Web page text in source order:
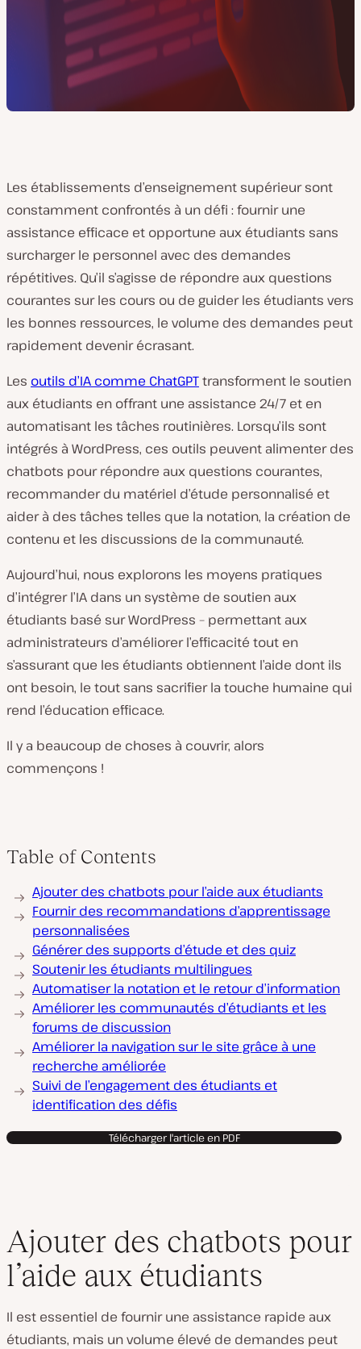
Les établissements d’enseignement supérieur sont
constamment confrontés à un défi : fournir une
assistance efficace et opportune aux étudiants sans
surcharger le personnel avec des demandes
répétitives. Qu’il s’agisse de répondre aux questions
courantes sur les cours ou de guider les étudiants vers
les bonnes ressources, le volume des demandes peut
rapidement devenir écrasant.
Les outils d’IA comme ChatGPTtransforment le soutien
aux étudiants en offrant une assistance 24/7 et en
automatisant les tâches routinières. Lorsqu’ils sont
intégrés à WordPress, ces outils peuvent alimenter des
chatbots pour répondre aux questions courantes,
recommander du matériel d’étude personnalisé et
aider à des tâches telles que la notation, la création de
contenu et les discussions de la communauté.
Aujourd’hui, nous explorons les moyens pratiques
d’intégrer l’IA dans un système de soutien aux
étudiants basé sur WordPress – permettant aux
administrateurs d’améliorer l’efficacité tout en
s’assurant que les étudiants obtiennent l’aide dont ils
ont besoin, le tout sans sacrifier la touche humaine qui
rend l’éducation efficace.
Il y a beaucoup de choses à couvrir, alors
commençons !
Table of Contents
Ajouter des chatbots pour l’aide aux étudiants
Fournir des recommandations d’apprentissage
personnalisées
Générer des supports d’étude et des quiz
Soutenir les étudiants multilingues
Automatiser la notation et le retour d’information
Améliorer les communautés d’étudiants et les
forums de discussion
Améliorer la navigation sur le site grâce à une
recherche améliorée
Suivi de l’engagement des étudiants et
identification des défis
Télécharger l'article en PDF
Ajouter des chatbots pour
l’aide aux étudiants
Il est essentiel de fournir une assistance rapide aux
étudiants, mais un volume élevé de demandes peut